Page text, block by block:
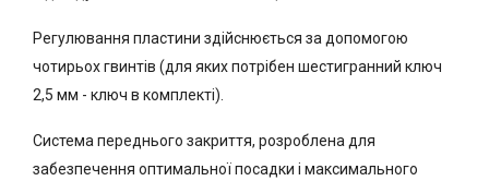
Регулювання пластини здійснюється за допомогою
чотирьох гвинтів (для яких потрібен шестигранний ключ
2,5 мм - ключ в комплекті).
Система переднього закриття, розроблена для
забезпечення оптимальної посадки і максимального